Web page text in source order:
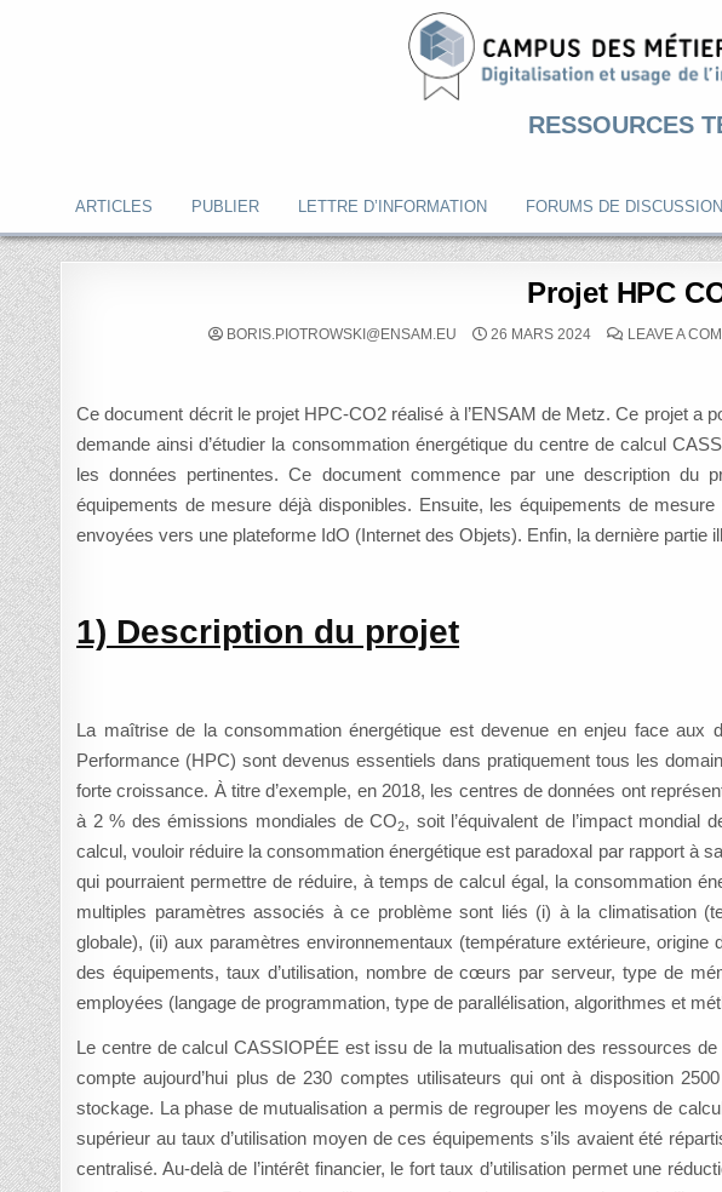
RESSOURCES
ARTICLES PUBLIER LETTRE D’INFORMATION FORUMS DE DISCUSSION
Projet HPC
BORIS.PIOTROWSKI@ENSAM.EU 26 MARS 2024 LEAVE A
Ce document décrit le projet HPC-CO2 réalisé à l’ENSAM de Metz. Ce projet a
demande ainsi d’étudier la consommation énergétique du centre de calcul
les données pertinentes. Ce document commence par une description du
équipements de mesure déjà disponibles. Ensuite, les équipements de
envoyées vers une plateforme IdO (Internet des Objets). Enfin, la dernière partie
1) Description du projet
La maîtrise de la consommation énergétique est devenue en enjeu face
Performance (HPC) sont devenus essentiels dans pratiquement tous les
forte croissance. À titre d’exemple, en 2018, les centres de données ont
à 2 % des émissions mondiales de CO2, soit l’équivalent de l’impact mondial
calcul, vouloir réduire la consommation énergétique est paradoxal par rapport à
qui pourraient permettre de réduire, à temps de calcul égal, la consommation
multiples paramètres associés à ce problème sont liés (i) à la climatisation
globale), (ii) aux paramètres environnementaux (température extérieure,
des équipements, taux d’utilisation, nombre de cœurs par serveur, type de
employées (langage de programmation, type de parallélisation, algorithmes et
Le centre de calcul CASSIOPÉE est issu de la mutualisation des ressources
compte aujourd’hui plus de 230 comptes utilisateurs qui ont à disposition
stockage. La phase de mutualisation a permis de regrouper les moyens de
supérieur au taux d’utilisation moyen de ces équipements s’ils avaient été
centralisé. Au-delà de l’intérêt financier, le fort taux d’utilisation permet une